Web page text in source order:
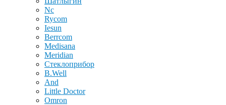
Nc
Rycom
Iesun
Berrcom
Medisana
Meridian
Стеклоприбор
B.Well
And
Little Doctor
Omron